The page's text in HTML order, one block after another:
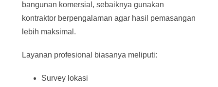
bangunan komersial, sebaiknya gunakan
kontraktor berpengalaman agar hasil pemasangan
lebih maksimal.
Layanan profesional biasanya meliputi:
Survey lokasi